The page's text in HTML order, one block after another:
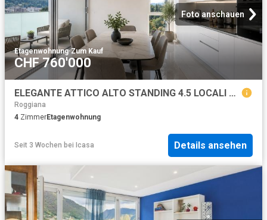
Foto anschauen
Etagenwohnung·Zum Kauf
CHF 760'000
ELEGANTE ATTICO ALTO STANDING 4.5 LOCALI CON VISTA A VACALLO
Roggiana
4 ZimmerEtagenwohnung
Seit 3 Wochen bei Icasa Details ansehen